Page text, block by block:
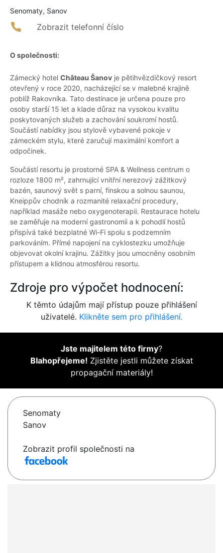
Senomaty, Sanov
Zobrazit telefonní číslo
O společnosti:
Zámecký hotel Château Šanov je pětihvězdičkový resort
otevřený v roce 2020, nacházející se v malebné krajině
poblíž Rakovníka. Tato destinace je určena pouze pro
osoby starší 15 let a klade důraz na vysokou kvalitu
poskytovaných služeb a zachování soukromí hostů.
Součástí nabídky jsou stylově vybavené pokoje v
zámeckém stylu, které zaručují maximální komfort a
odpočinek.
Součástí resortu je prostorné SPA & Wellness centrum o
rozloze 1800 m², zahrnující vnitřní nerezový zážitkový
bazén, saunový svět s parní, finskou a solnou saunou,
Kneippův chodník a rozmanité relaxační procedury,
například masáže nebo oxygenoterapii. Restaurace hotelu
se zaměřuje na moderní gastronomii a k pohodlí hostů
přispívá také bezplatné Wi-Fi spolu s podzemním
parkováním. Přímé napojení na cyklostezku umožňuje
objevovat okolní krajinu. Zážitky jsou umocněny osobním
přístupem a klidnou atmosférou resortu.
Zdroje pro výpočet hodnocení:
K těmto údajům mají přístup pouze přihlášení
uživatelé. Klikněte sem pro přihlášení.
Jste majitelem této firmy?
Blahopřejeme! Zjistěte jestli můžete získat
propagační materiály!
Senomaty
Sanov
Zobrazit profil společnosti na